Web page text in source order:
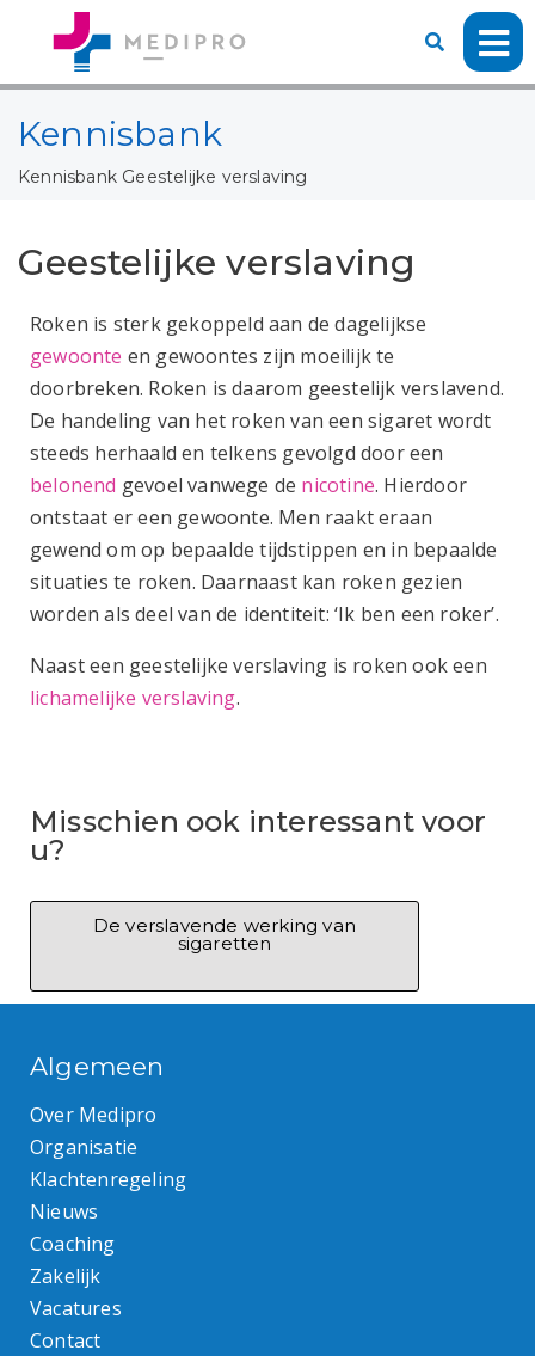
Kennisbank
Kennisbank Geestelijke verslaving
Geestelijke verslaving
Roken is sterk gekoppeld aan de dagelijkse
gewoonte en gewoontes zijn moeilijk te
doorbreken. Roken is daarom geestelijk verslavend.
De handeling van het roken van een sigaret wordt
steeds herhaald en telkens gevolgd door een
belonend gevoel vanwege de nicotine. Hierdoor
ontstaat er een gewoonte. Men raakt eraan
gewend om op bepaalde tijdstippen en in bepaalde
situaties te roken. Daarnaast kan roken gezien
worden als deel van de identiteit: ‘Ik ben een roker’.
Naast een geestelijke verslaving is roken ook een
lichamelijke verslaving.
Misschien ook interessant voor
u?
De verslavende werking van
sigaretten
Algemeen
Over Medipro
Organisatie
Klachtenregeling
Nieuws
Coaching
Zakelijk
Vacatures
Contact